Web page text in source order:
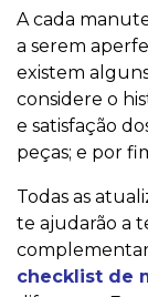
A cada
a serem
existem
considere o
e satisfação
peças; e por
Todas as
te ajudarão a
checklist de